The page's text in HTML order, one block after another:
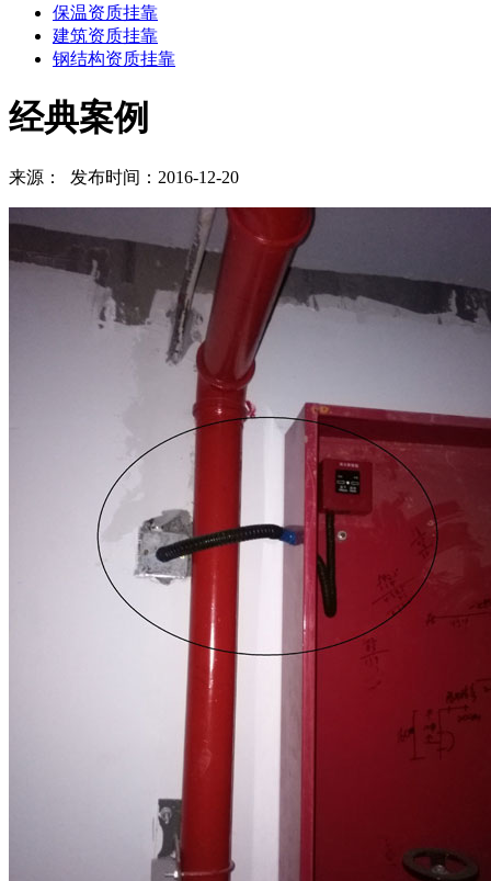
保温资质挂靠
建筑资质挂靠
钢结构资质挂靠
经典案例
来源： 发布时间：2016-12-20